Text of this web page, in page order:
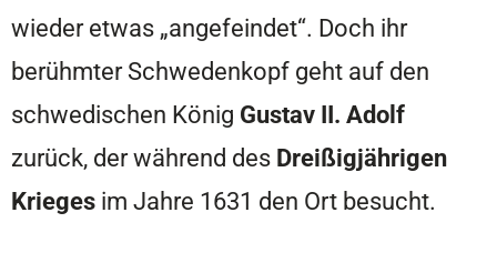
wieder etwas „angefeindet“. Doch ihr
berühmter Schwedenkopf geht auf den
schwedischen König Gustav II. Adolf
zurück, der während des Dreißigjährigen
Krieges im Jahre 1631 den Ort besucht.